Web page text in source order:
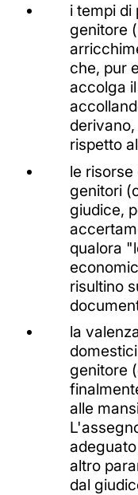
i tempi di
genitore
che, pur
accolga
rispetto
le
genitori
giudice,
qualora
risultino
la
genitore
alle
altro
dal